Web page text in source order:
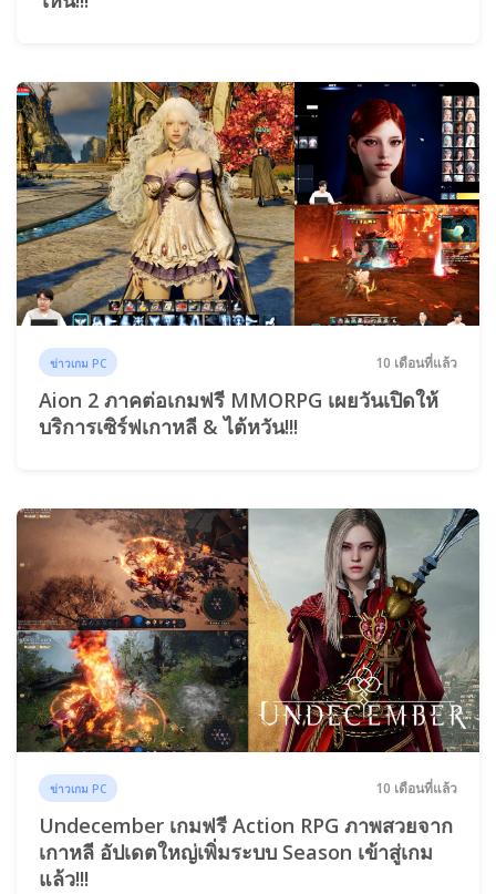
ข่าวเกม PC 10 เดือนที่แล้ว
Aion 2 ภาคต่อเกมฟรี MMORPG เผยวันเปิดให้
บริการเซิร์ฟเกาหลี & ไต้หวัน!!!
ข่าวเกม PC 10 เดือนที่แล้ว
Undecember เกมฟรี Action RPG ภาพสวยจาก
เกาหลี อัปเดตใหญ่เพิ่มระบบ Season เข้าสู่เกม
แล้ว!!!